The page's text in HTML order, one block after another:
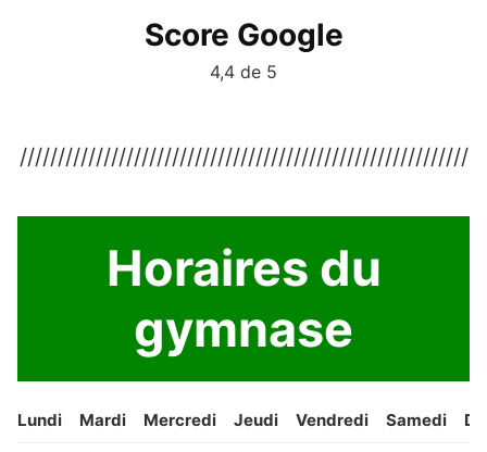
Score Google
4,4 de 5
///////////////////////////////////////////////////////////
Horaires du
gymnase
Lundi Mardi Mercredi Jeudi Vendredi Samedi